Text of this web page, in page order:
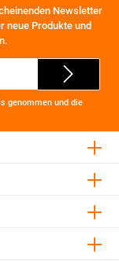
Newsletter
neue Produkte und
genommen und die